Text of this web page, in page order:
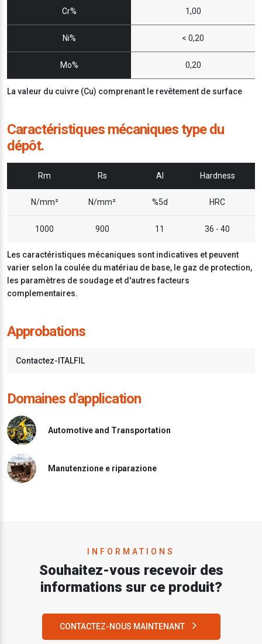
Cr%
Ni%
Mo%
1,00
< 0,20
0,20
La valeur du cuivre (Cu) comprenant le revêtement de surface
Caractéristiques mécaniques type du
dépôt.
Rm Rs Al Hardness
N/mm² N/mm² %5d HRC
1000 900 11 36 - 40
Les caractéristiques mécaniques sont indicatives et peuvent
varier selon la coulée du matériau de base, le gaz de protection,
les paramètres de soudage et d'autres facteurs
complementaires.
Approbations
Contactez-ITALFIL
Domaines d'application
Automotive and Transportation
Manutenzione e riparazione
INFORMATIONS
Souhaitez-vous recevoir des
informations sur ce produit?
CONTACTEZ-NOUS MAINTENANT